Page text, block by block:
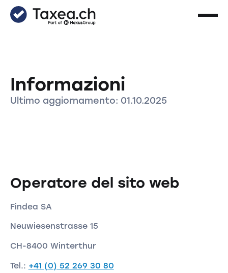
Informazioni
Ultimo aggiornamento: 01.10.2025
Operatore del sito web
Findea SA
Neuwiesenstrasse 15
CH-8400 Winterthur
Tel.: +41 (0) 52 269 30 80